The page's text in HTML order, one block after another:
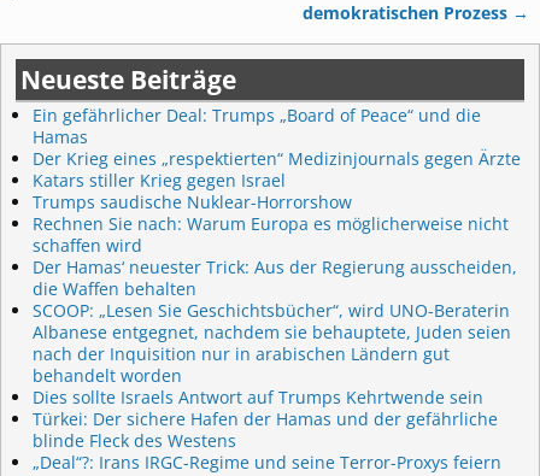
demokratischen Prozess →
Neueste Beiträge
Ein gefährlicher Deal: Trumps „Board of Peace“ und die
Hamas
Der Krieg eines „respektierten“ Medizinjournals gegen Ärzte
Katars stiller Krieg gegen Israel
Trumps saudische Nuklear-Horrorshow
Rechnen Sie nach: Warum Europa es möglicherweise nicht
schaffen wird
Der Hamas‘ neuester Trick: Aus der Regierung ausscheiden,
die Waffen behalten
SCOOP: „Lesen Sie Geschichtsbücher“, wird UNO-Beraterin
Albanese entgegnet, nachdem sie behauptete, Juden seien
nach der Inquisition nur in arabischen Ländern gut
behandelt worden
Dies sollte Israels Antwort auf Trumps Kehrtwende sein
Türkei: Der sichere Hafen der Hamas und der gefährliche
blinde Fleck des Westens
„Deal“?: Irans IRGC-Regime und seine Terror-Proxys feiern